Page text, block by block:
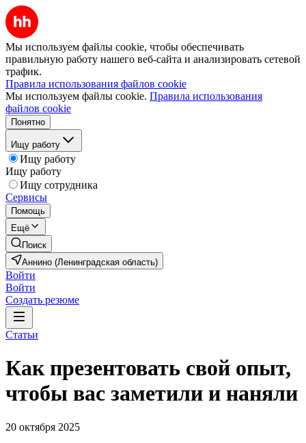
Мы используем файлы cookie, чтобы обеспечивать
правильную работу нашего веб-сайта и анализировать сетевой
трафик.
Правила использования файлов cookie
Мы используем файлы cookie. Правила использования
файлов cookie
Понятно
Ищу работу
Ищу работу
Ищу работу
Ищу сотрудника
Сервисы
Помощь
Ещё
Поиск
Аннино (Ленинградская область)
Войти
Войти
Создать резюме
Статьи
Как презентовать свой опыт,
чтобы вас заметили и наняли
20 октября 2025